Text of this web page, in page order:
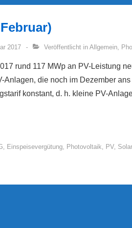
2017 Veröffentlicht in Allgemein,
rund 117 MWp an PV-Leistung
Anlagen, die noch im Dezember ans
konstant, d. h. kleine PV-
, Einspeisevergütung, Photovoltaik, PV,